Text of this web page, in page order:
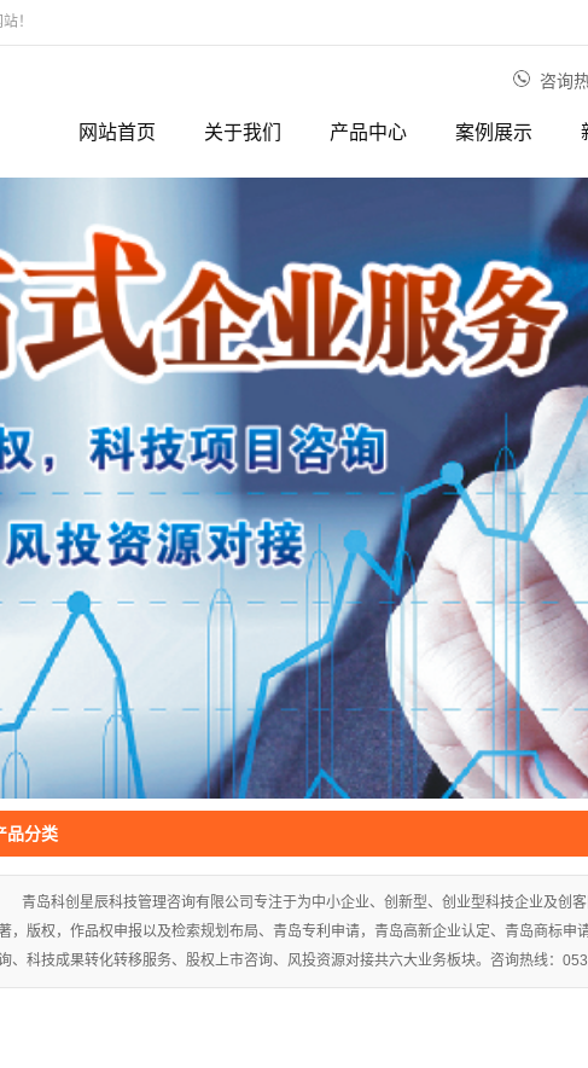
！
咨询
网站首页 关于我们 产品中心
产品分类三
产品分类四
产品分类
产品分类
案例展示
品分类
青岛科创星辰科技管理咨询有限公司专注于为中小企业、创新型、创业型科技企业及创
，版权，作品权申报以及检索规划布局、青岛专利申请，青岛高新企业认定、青岛商标
、科技成果转化转移服务、股权上市咨询、风投资源对接共六大业务板块。咨询热线：